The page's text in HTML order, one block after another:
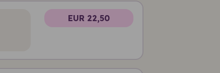
EUR 22,50